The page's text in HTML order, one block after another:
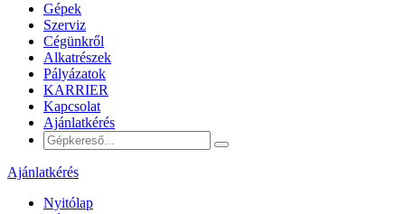
Gépek
Szerviz
Cégünkről
Alkatrészek
Pályázatok
KARRIER
Kapcsolat
Ajánlatkérés
Ajánlatkérés
Nyitólap